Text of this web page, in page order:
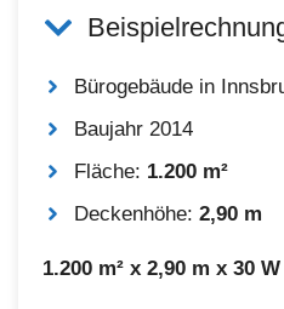
Bürogebäude in
Baujahr 2014
Fläche: 1.200 m²
Deckenhöhe: 2,90 m
1.200 m² x 2,90 m x 30 W